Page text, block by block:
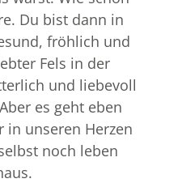
Du bist dann in
fröhlich und
Fels in der
und liebevoll
es geht eben
unseren Herzen
noch leben